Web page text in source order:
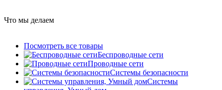
Что мы делаем
Посмотреть все товары
Беспроводные сети
Проводные сети
Системы безопасности
Системы